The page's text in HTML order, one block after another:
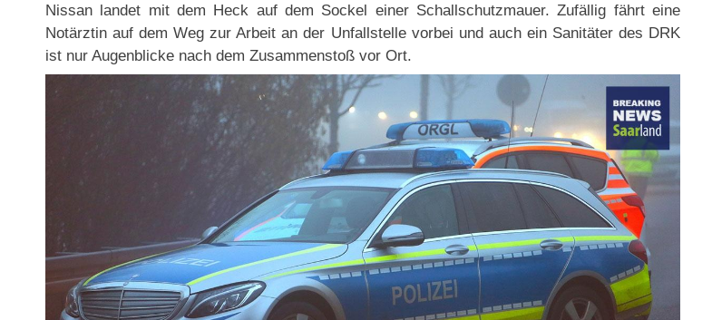
Nissan landet mit dem Heck auf dem Sockel einer Schallschutzmauer. Zufällig fährt eine
Notärztin auf dem Weg zur Arbeit an der Unfallstelle vorbei und auch ein Sanitäter des DRK
ist nur Augenblicke nach dem Zusammenstoß vor Ort.